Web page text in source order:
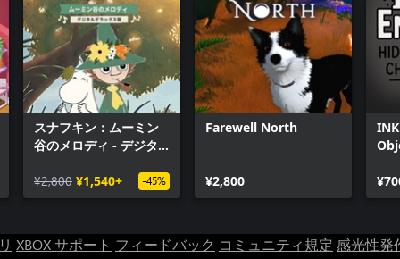
スナフキン：ムーミン
谷のメロディ - デジタ
¥2,800 ¥1,540+ -45%
Farewell North
¥2,800
XBOX サポート フィードバック コミュニティ規定 感光性発